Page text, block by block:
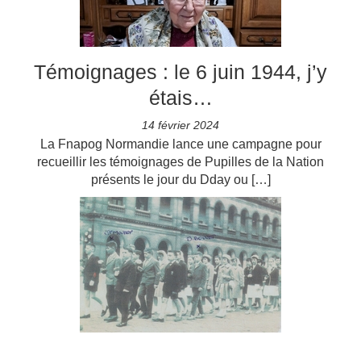
Témoignages : le 6 juin 1944, j’y
étais…
14 février 2024
La Fnapog Normandie lance une campagne pour
recueillir les témoignages de Pupilles de la Nation
présents le jour du Dday ou […]